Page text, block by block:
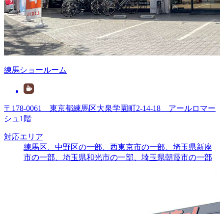
練馬ショールーム
〒178-0061 東京都練馬区大泉学園町2-14-18 アールロマー
シュ1階
対応エリア
練馬区、中野区の一部、西東京市の一部、埼玉県新座
市の一部、埼玉県和光市の一部、埼玉県朝霞市の一部